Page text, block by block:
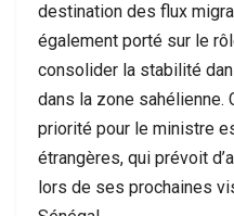
destination des flux
également porté sur le
consolider la stabilité
dans la zone sahélienne.
priorité pour le ministre
étrangères, qui prévoit
lors de ses prochaines